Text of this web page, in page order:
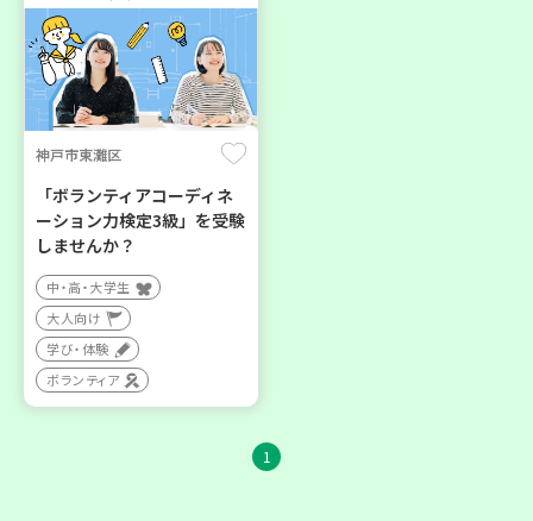
神戸市東灘区
「ボランティアコーディネ
ーション力検定3級」を受験
しませんか？
中・高・大学生
大人向け
学び・体験
ボランティア
1